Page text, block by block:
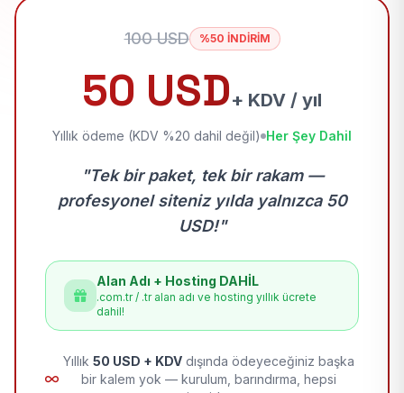
100 USD %50 İNDİRİM
50 USD+ KDV / yıl
Yıllık ödeme (KDV %20 dahil değil) Her Şey Dahil
"Tek bir paket, tek bir rakam —
profesyonel siteniz yılda yalnızca 50
USD!"
Alan Adı + Hosting DAHİL
.com.tr / .tr alan adı ve hosting yıllık ücrete
dahil!
Yıllık 50 USD + KDV dışında ödeyeceğiniz başka
bir kalem yok — kurulum, barındırma, hepsi